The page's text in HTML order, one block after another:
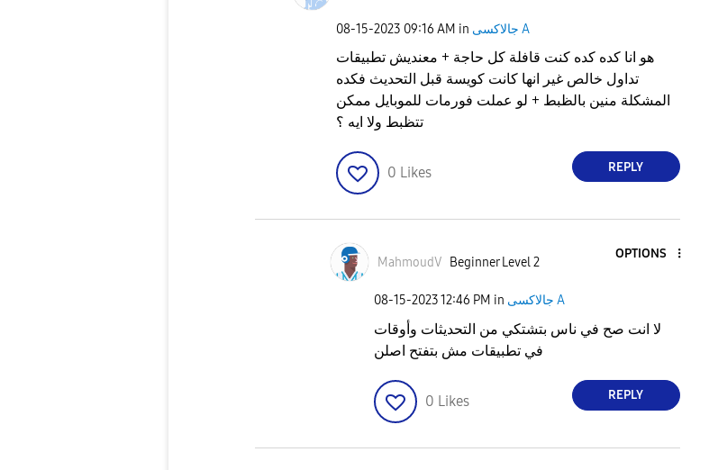
‎08-15-2023 09:16 AM in جالاكسى A
هو انا كده كده كنت قافلة كل حاجة + معنديش تطبيقات
تداول خالص غير انها كانت كويسة قبل التحديث فكده
المشكلة منين بالظبط + لو عملت فورمات للموبايل ممكن
تتظبط ولا ايه ؟
0 Likes REPLY
MahmoudV Beginner Level 2
OPTIONS
‎08-15-202312:46 PM in جالاكسى A
لا انت صح في ناس بتشتكي من التحديثات وأوقات
في تطبيقات مش بتفتح اصلن
0 Likes REPLY